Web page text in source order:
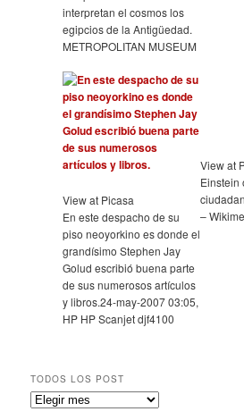
interpretan el cosmos los
egipcios de la Antigüedad.
METROPOLITAN MUSEUM
View at Picasa
En este despacho de su
piso neoyorkino es donde el
grandísimo Stephen Jay
Golud escribió buena parte
de sus numerosos artículos
y libros.24-may-2007 03:05,
HP HP Scanjet djf4100
View at
Einstein
–
TODOS LOS POST